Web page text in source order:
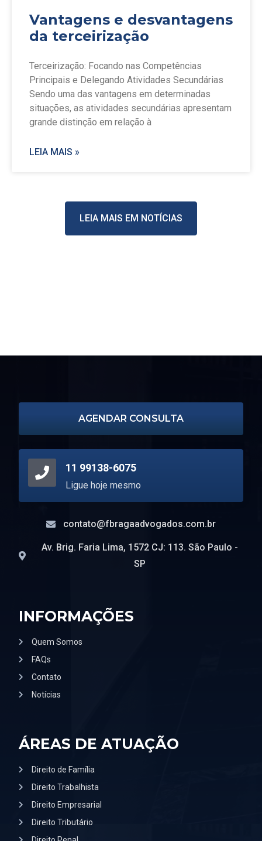
Vantagens e desvantagens
da terceirização
Terceirização: Focando nas Competências
Principais e Delegando Atividades Secundárias
Sendo uma das vantagens em determinadas
situações, as atividades secundárias apresentam
grande distinção em relação à
LEIA MAIS »
LEIA MAIS EM NOTÍCIAS
escort turin
ÁREAS DE ATUAÇÃO
Direito de Família
Direito Trabalhista
Direito Empresarial
Direito Tributário
INFORMAÇÕES
Quem Somos
FAQs
Contato
Notícias
AGENDAR CONSULTA
11 99138-6075
Ligue hoje mesmo
contato@fbragaadvogados.com.br
Av. Brig. Faria Lima, 1572 CJ: 113. São Paulo -
SP